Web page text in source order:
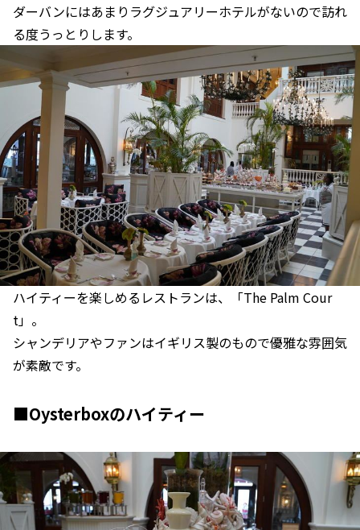
ダーバンにはあまりラグジュアリーホテルがないので訪れ
る度うっとりします。
ハイティーを楽しめるレストランは、「The Palm Cour
t」。
シャンデリアやファンはイギリス製のもので優雅な雰囲気
が素敵です。
■Oysterboxのハイティー